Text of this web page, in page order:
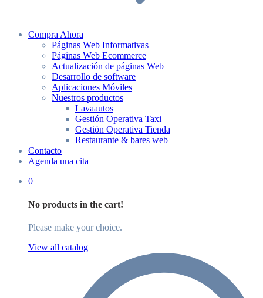
Compra Ahora
Páginas Web Informativas
Páginas Web Ecommerce
Actualización de páginas Web
Desarrollo de software
Aplicaciones Móviles
Nuestros productos
Lavaautos
Gestión Operativa Taxi
Gestión Operativa Tienda
Restaurante & bares web
Contacto
Agenda una cita
0
No products in the cart!
Please make your choice.
View all catalog